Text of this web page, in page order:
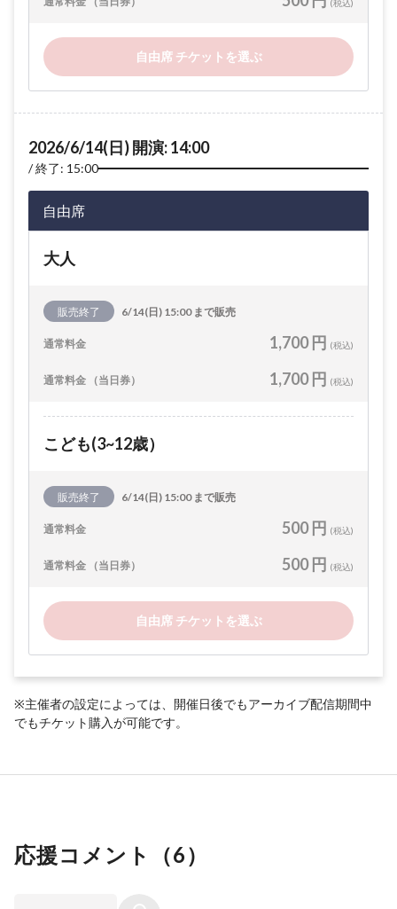
(税込)
自由席 チケットを選ぶ
2026/6/14(日) 開演: 14:00
終了: 15:00
自由席
大人
販売終了 6/14(日) 15:00 まで販売
通常料金 1,700 円 (税込)
通常料金 （当日券） 1,700 円 (税込)
こども(3~12歳）
販売終了 6/14(日) 15:00 まで販売
通常料金 500 円 (税込)
通常料金 （当日券） 500 円 (税込)
自由席 チケットを選ぶ
※主催者の設定によっては、開催日後でもアーカイブ配信期間中
でもチケット購入が可能です。
応援コメント（6）